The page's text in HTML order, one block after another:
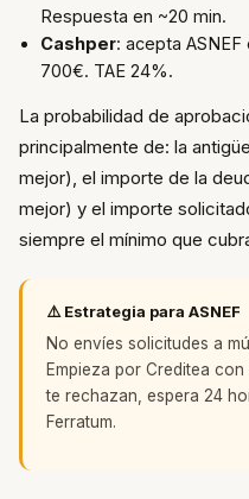
Respuesta en ~20 min.
Cashper: acepta
700€. TAE 24%.
La probabilidad de
principalmente de: la
mejor), el importe de la
mejor) y el importe
siempre el mínimo que
⚠️ Estrategia para ASNEF
No envíes solicitudes a
Empieza por Creditea
te rechazan, espera 24
Ferratum.